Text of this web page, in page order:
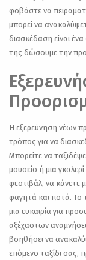
φοβάστε να
μπορεί να
διασκέδαση είναι
της δώσουμε την
Η εξερεύνηση νέων
τρόπος για να
Μπορείτε να
μουσείο ή μια
φεστιβάλ, να κάνετε
φαγητά και ποτά. Το
μια ευκαιρία για
αξέχαστων
βοηθήσει να
επόμενο ταξίδι σας,